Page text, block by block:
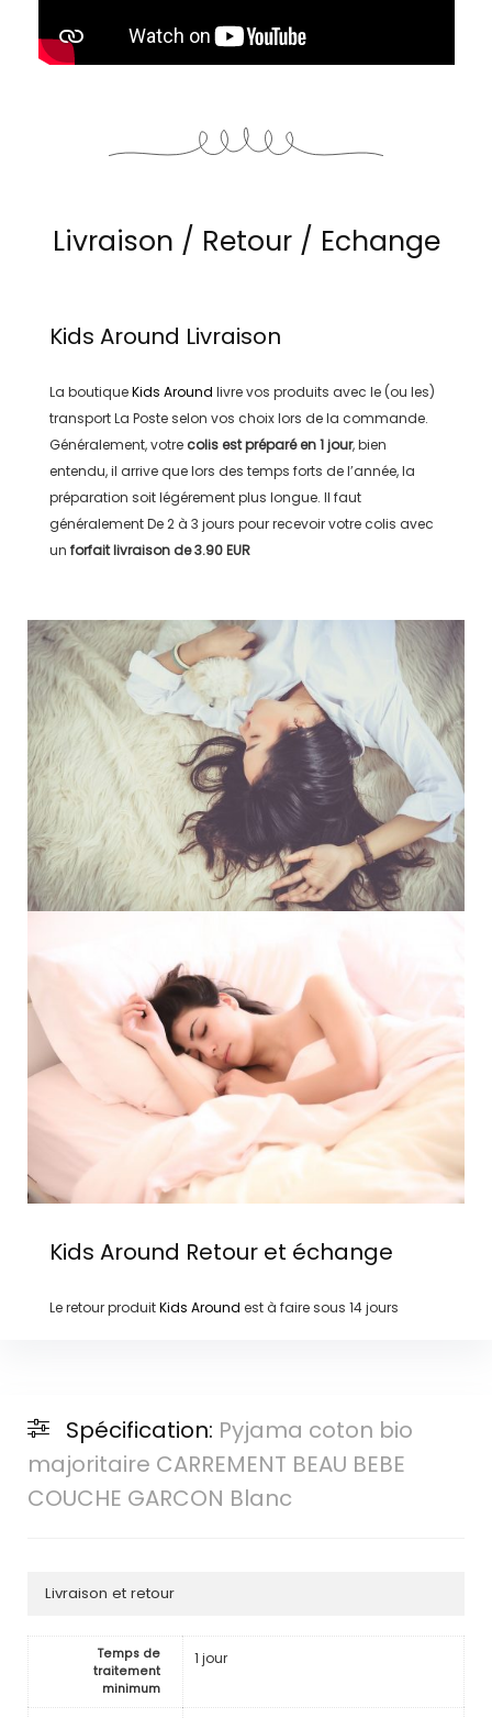
Livraison / Retour / Echange
Kids Around Livraison
La boutiqueKids Around livre vos produits avec le (ou les)
transportLa Posteselon vos choix lors de la commande.
Généralement, votre colis est préparé en1 jour, bien
entendu, il arrive que lors des temps forts de l’année, la
préparation soit légérement plus longue. Il faut
généralementDe 2 à 3 jours pour recevoir votre colis avec
un forfait livraison de3.90 EUR
Kids Around Retour et échange
Le retour produitKids Around est à faire sous 14 jours
Spécification: Pyjama coton bio
majoritaire CARREMENT BEAU BEBE
COUCHE GARCON Blanc
Livraison et retour
Temps de
traitement
minimum
1 jour